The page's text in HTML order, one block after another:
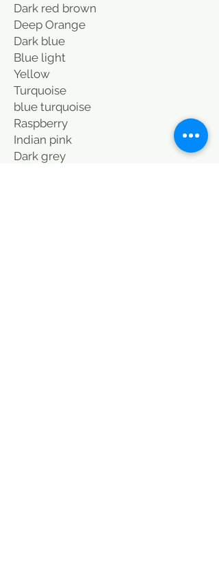
Dark red brown
Deep Orange
Dark blue
Blue light
Yellow
Turquoise
blue turquoise
Raspberry
Indian pink
Dark grey